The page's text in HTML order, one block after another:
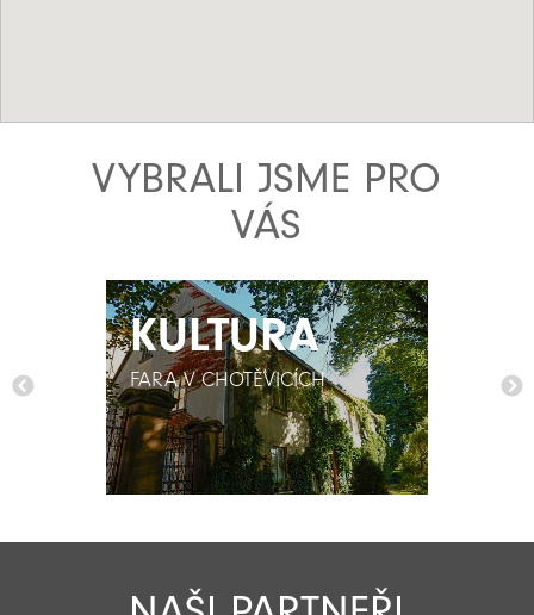
VYBRALI JSME PRO
VÁS
KULTURA
FARA V CHOTĚVICÍCH
KULTURA
FARA V CHOTĚVICÍCH